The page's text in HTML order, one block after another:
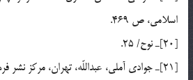
اسلامي، ص 469.
[20]ـ نوح/ 25.